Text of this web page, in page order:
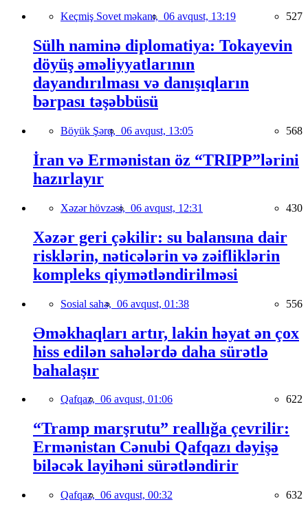
Keçmiş Sovet məkanı, 06 avqust, 13:19 527
Sülh naminə diplomatiya: Tokayevin
döyüş əməliyyatlarının
dayandırılması və danışıqların
bərpası təşəbbüsü
Böyük Şərq, 06 avqust, 13:05 568
İran və Ermənistan öz “TRIPP”lərini
hazırlayır
Xəzər hövzəsi, 06 avqust, 12:31 430
Xəzər geri çəkilir: su balansına dair
risklərin, nəticələrin və zəifliklərin
kompleks qiymətləndirilməsi
Sosial sahə, 06 avqust, 01:38 556
Əməkhaqları artır, lakin həyat ən çox
hiss edilən sahələrdə daha sürətlə
bahalaşır
Qafqaz, 06 avqust, 01:06 622
“Tramp marşrutu” reallığa çevrilir:
Ermənistan Cənubi Qafqazı dəyişə
biləcək layihəni sürətləndirir
Qafqaz, 06 avqust, 00:32 632